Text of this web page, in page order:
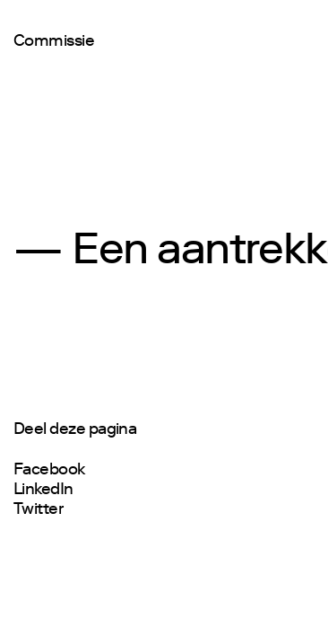
Commissie
— Een
Deel deze pagina
Facebook
LinkedIn
Twitter